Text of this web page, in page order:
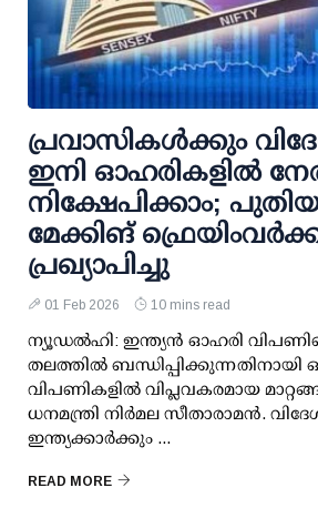
പ്രവാസികള്‍ക്കും
ഇനി ഓഹരികളില്‍
നിക്ഷേപിക്കാം; പുതിയ
മേക്കിങ്
പ്രഖ്യാപിച്ചു
01 Feb 2026 10 mins read
ന്യൂഡല്‍ഹി: ഇന്ത്യന്‍ ഓഹരി
തലത്തില്‍ ബന്ധിപ്പിക്കുന്നതിനായി
വിപണികളില്‍ വിപ്ലവകരമായ
ധനമന്ത്രി നിര്‍മല സീതാരാമന്‍.
ഇന്ത്യക്കാര്‍ക്കും ...
READ MORE